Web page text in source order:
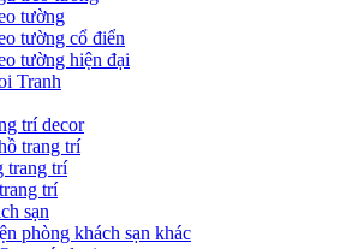
tường
tường cổ điển
tường hiện đại
Tranh
trí decor
trang trí
trang trí
trí
sạn
phòng khách sạn khác